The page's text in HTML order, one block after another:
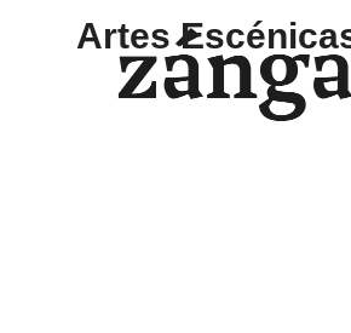
Artes